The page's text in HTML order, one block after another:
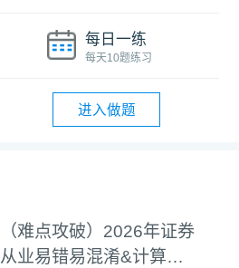
每日一练
每天10题练习
进入做题
（难点攻破）2026年证券
从业易错易混淆&计算题